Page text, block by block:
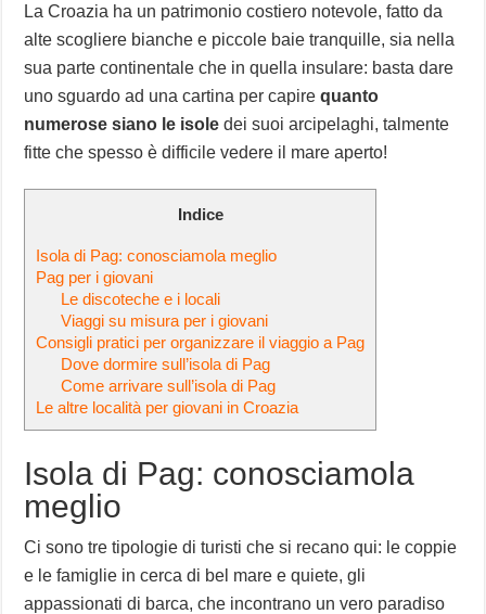
La Croazia ha un patrimonio costiero notevole, fatto da
alte scogliere bianche e piccole baie tranquille, sia nella
sua parte continentale che in quella insulare: basta dare
uno sguardo ad una cartina per capirequanto
numerose siano le isole dei suoi arcipelaghi, talmente
fitte che spesso è difficile vedere il mare aperto!
Indice
Isola di Pag: conosciamola meglio
Pag per i giovani
Le discoteche e i locali
Viaggi su misura per i giovani
Consigli pratici per organizzare il viaggio a Pag
Dove dormire sull’isola di Pag
Come arrivare sull’isola di Pag
Le altre località per giovani in Croazia
Isola di Pag: conosciamola
meglio
Ci sono tre tipologie di turisti che si recano qui: le coppie
e le famiglie in cerca di bel mare e quiete, gli
appassionati di barca, che incontrano un vero paradiso